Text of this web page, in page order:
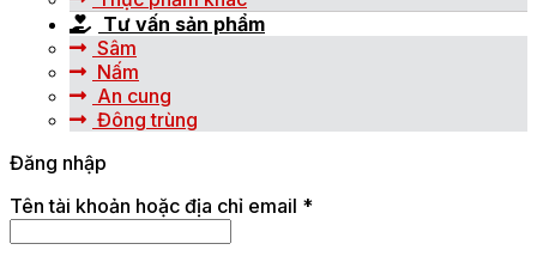
Tư vấn sản phẩm
Sâm
Nấm
An cung
Đông trùng
Đăng nhập
Tên tài khoản hoặc địa chỉ email *